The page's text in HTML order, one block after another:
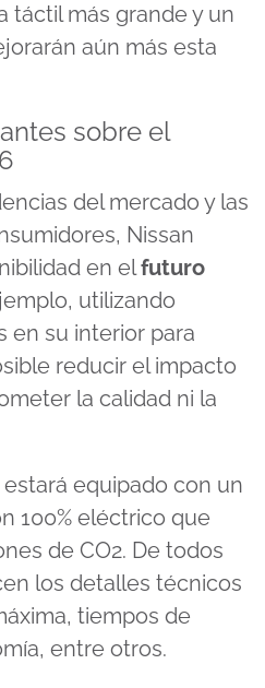
táctil más grande y un
aún más esta
sobre el
del mercado y las
Nissan
en elfuturo
utilizando
en su interior para
reducir el impacto
la calidad ni la
estará equipado con un
100% eléctrico que
de CO2. De todos
los detalles técnicos
tiempos de
entre otros.